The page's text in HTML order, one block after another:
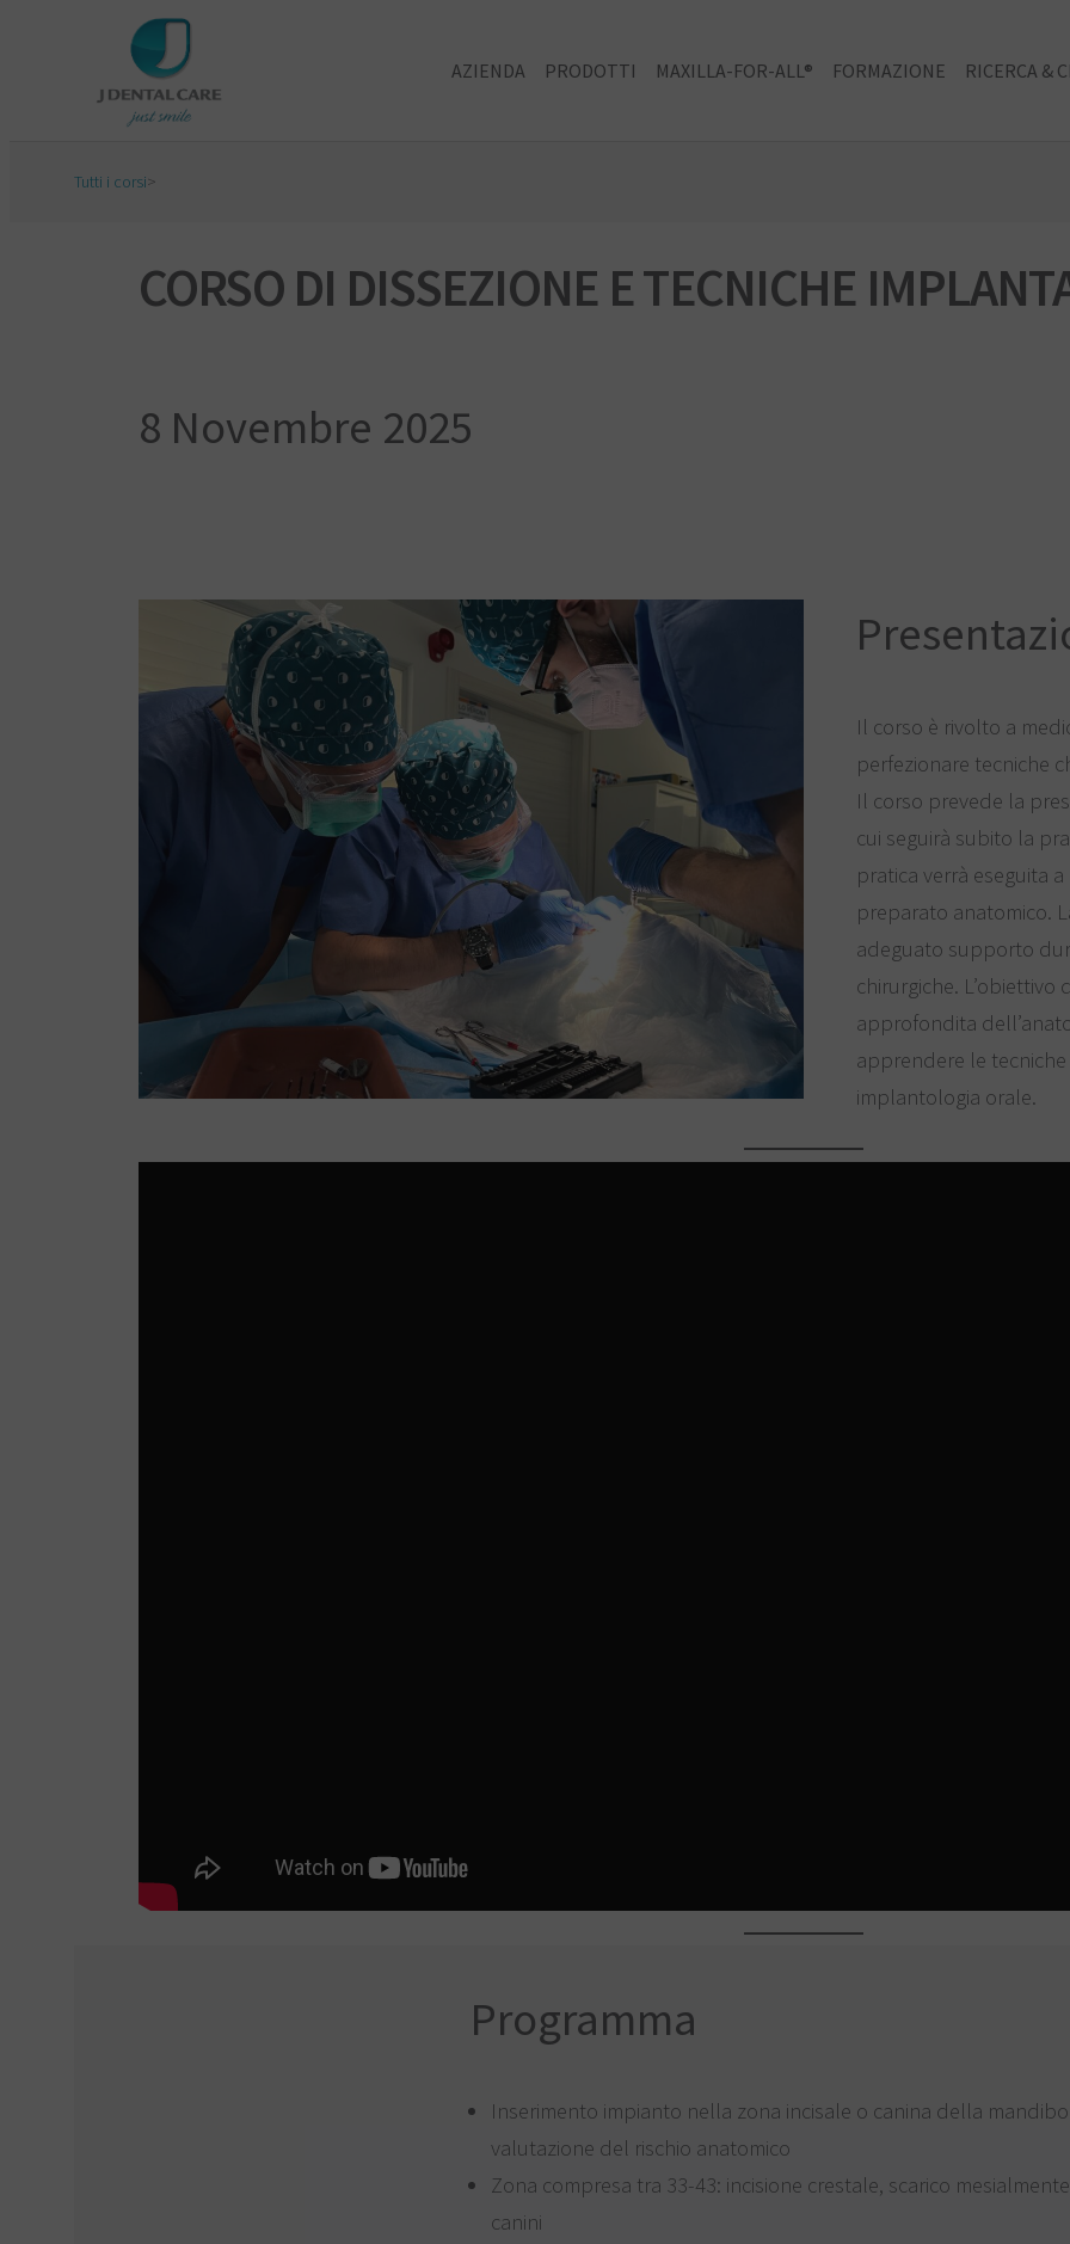
AZIENDA PRODOTTI MAXILLA-FOR-ALL® FORMAZIONE RICERCA &
Tutti i corsi>
CORSO DI DISSEZIONE E TECNICHE
8 Novembre 2025
Il corso è rivolto a
perfezionare tecniche
Il corso prevede la
cui seguirà subito la
pratica verrà eseguita
preparato anatomico.
adeguato supporto
chirurgiche.
approfondita
apprendere le
implantologia orale.
Programma
Inserimento impianto nella zona incisale o canina della
valutazione del rischio anatomico
Zona compresa tra 33-43: incisione crestale, scarico
canini